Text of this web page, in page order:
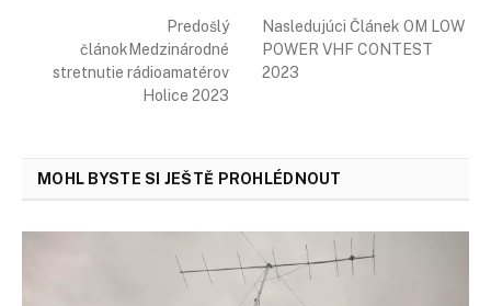
Predošlý
článokMedzinárodné
stretnutie rádioamatérov
Holice 2023
Nasledujúci Článek OM LOW
POWER VHF CONTEST
2023
MOHL BYSTE SI JEŠTĚ PROHLÉDNOUT